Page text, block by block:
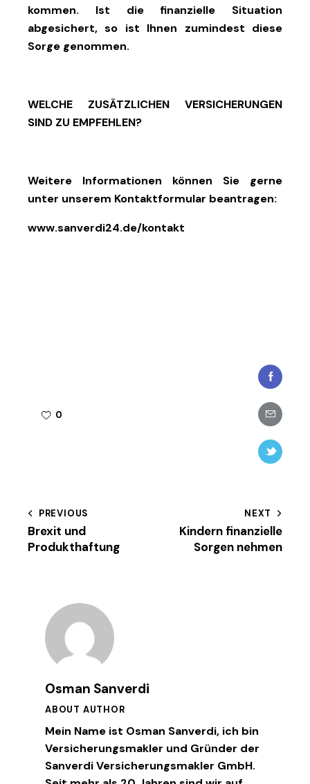
kommen. Ist die finanzielle Situation
abgesichert, so ist Ihnen zumindest diese
Sorge genommen.
WELCHE ZUSÄTZLICHEN VERSICHERUNGEN
SIND ZU EMPFEHLEN?
Weitere Informationen können Sie gerne
unter unserem Kontaktformular beantragen:
www.sanverdi24.de/kontakt
0
Facebook
Share-
email
Twitter-
Beitragsnavigation
PREVIOUS
Brexit und
Produkthaftung
NEXT
Kindern finanzielle
Sorgen nehmen
Osman Sanverdi
ABOUT AUTHOR
Mein Name ist Osman Sanverdi, ich bin
Versicherungsmakler und Gründer der
Sanverdi Versicherungsmakler GmbH.